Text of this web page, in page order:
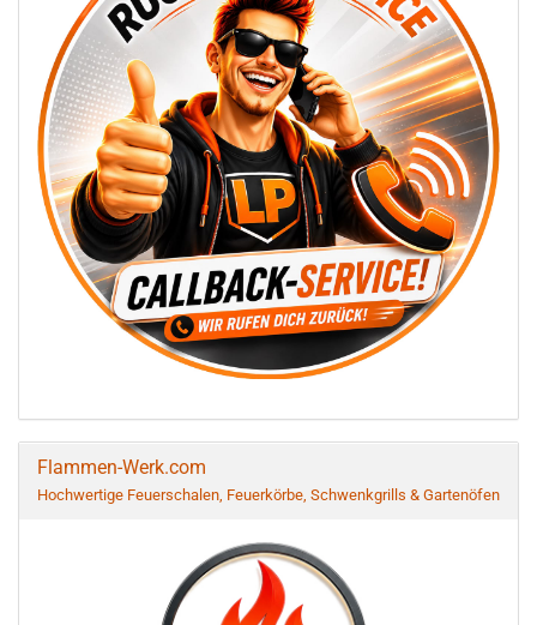
Flammen-Werk.com
Hochwertige Feuerschalen, Feuerkörbe, Schwenkgrills & Gartenöfen